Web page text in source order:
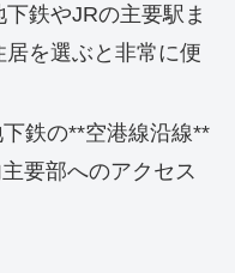
鉄やJRの主要駅ま
を選ぶと非常に便
鉄の**空港線沿線**
要部へのアクセス